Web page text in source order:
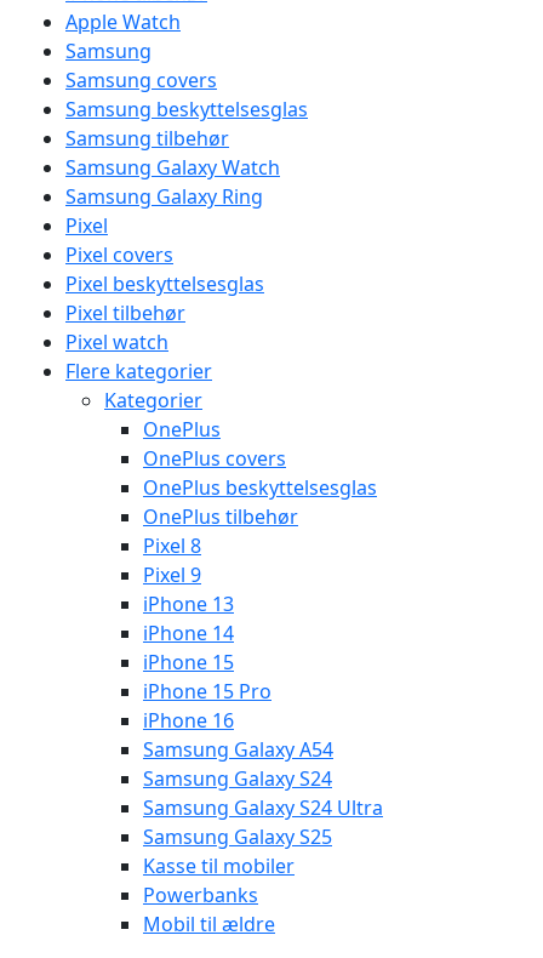
Apple Watch
Samsung
Samsung covers
Samsung beskyttelsesglas
Samsung tilbehør
Samsung Galaxy Watch
Samsung Galaxy Ring
Pixel
Pixel covers
Pixel beskyttelsesglas
Pixel tilbehør
Pixel watch
Flere kategorier
Kategorier
OnePlus
OnePlus covers
OnePlus beskyttelsesglas
OnePlus tilbehør
Pixel 8
Pixel 9
iPhone 13
iPhone 14
iPhone 15
iPhone 15 Pro
iPhone 16
Samsung Galaxy A54
Samsung Galaxy S24
Samsung Galaxy S24 Ultra
Samsung Galaxy S25
Kasse til mobiler
Powerbanks
Mobil til ældre